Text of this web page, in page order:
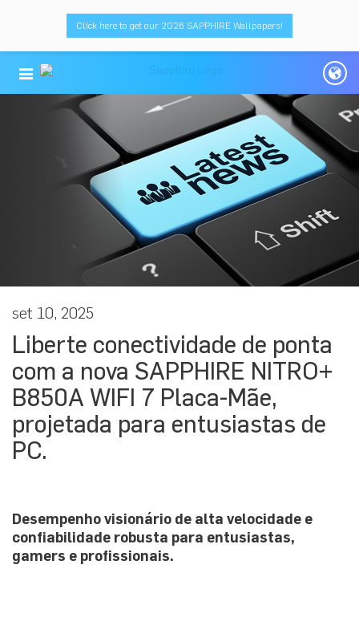
Click here to get our 2026 SAPPHIRE Wallpapers!
set 10, 2025
Liberte conectividade de ponta
com a nova SAPPHIRE NITRO+
B850A WIFI 7 Placa-Mãe,
projetada para entusiastas de
PC.
Desempenho visionário de alta velocidade e
confiabilidade robusta para entusiastas,
gamers e profissionais.